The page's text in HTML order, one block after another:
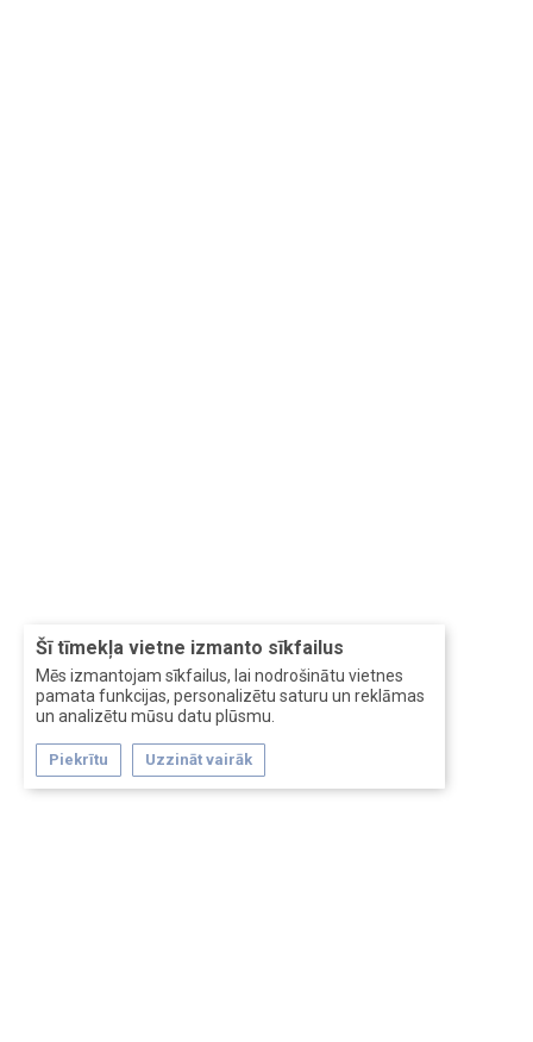
Šī tīmekļa vietne izmanto sīkfailus
Mēs izmantojam sīkfailus, lai nodrošinātu vietnes
pamata funkcijas, personalizētu saturu un reklāmas
un analizētu mūsu datu plūsmu.
Piekrītu Uzzināt vairāk